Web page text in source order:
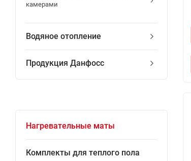
камерами
Водяное отопление
Продукция Данфосс
Нагревательные маты
Комплекты для теплого пола